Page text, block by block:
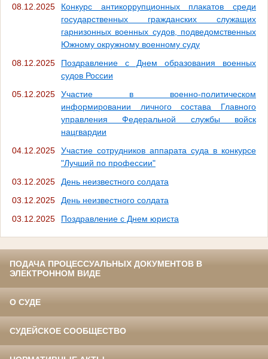
08.12.2025
Конкурс антикоррупционных плакатов среди
государственных гражданских служащих
гарнизонных военных судов, подведомственных
Южному окружному военному суду
08.12.2025
Поздравление с Днем образования военных
судов России
05.12.2025
Участие в военно-политическом
информировании личного состава Главного
управления Федеральной службы войск
нацгвардии
04.12.2025
Участие сотрудников аппарата суда в конкурсе
"Лучший по профессии"
03.12.2025
День неизвестного солдата
03.12.2025
День неизвестного солдата
03.12.2025
Поздравление с Днем юриста
ПОДАЧА ПРОЦЕССУАЛЬНЫХ ДОКУМЕНТОВ В
ЭЛЕКТРОННОМ ВИДЕ
О СУДЕ
СУДЕЙСКОЕ СООБЩЕСТВО